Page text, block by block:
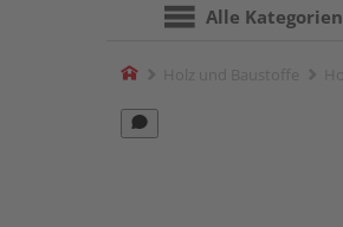
Alle Kategorien
Home